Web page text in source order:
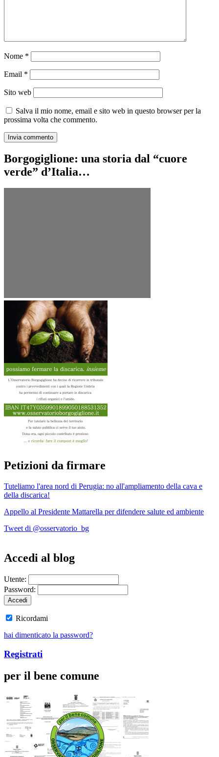
Nome *
Email *
Sito web
Salva il mio nome, email e sito web in questo browser per la
prossima volta che commento.
Borgogiglione: una storia dal “cuore
verde” d’Italia…
Petizioni da firmare
Tuteliamo l'area nord di Perugia: no all'ampliamento della cava e
della discarica!
Appello al Presidente Mattarella per difendere salute ed ambiente
Tweet di @osservatorio_bg
Accedi al blog
Utente:
Password:
Ricordami
hai dimenticato la password?
Registrati
per il bene comune